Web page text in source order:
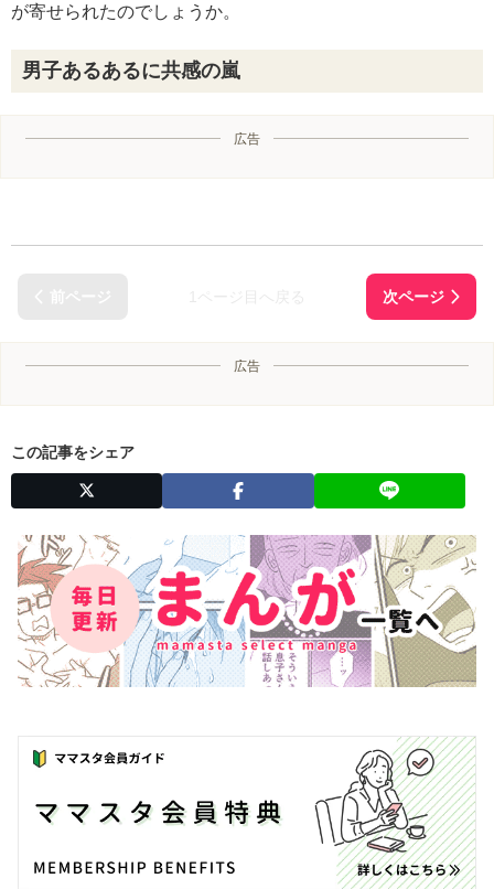
が寄せられたのでしょうか。
男子あるあるに共感の嵐
広告
広告
この記事をシェア